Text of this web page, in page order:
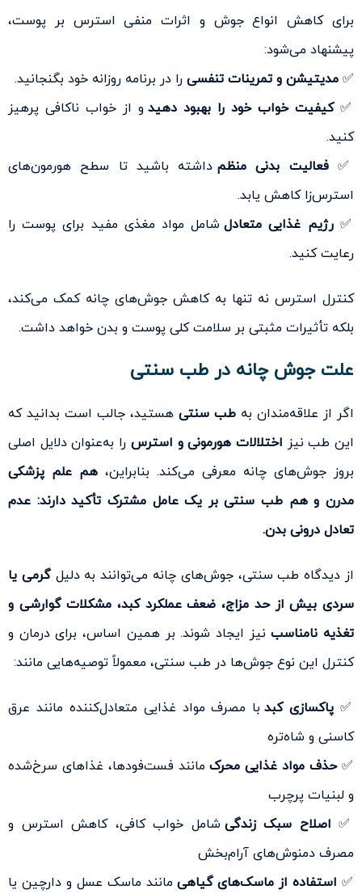
برای کاهش انواع جوش و اثرات منفی استرس بر پوست،
پیشنهاد می‌شود:
✅ مدیتیشن و تمرینات تنفسی را در برنامه روزانه خود بگنجانید.
✅کیفیت خواب خود را بهبود دهید و از خواب ناکافی پرهیز
کنید.
✅فعالیت بدنی منظم داشته باشید تا سطح هورمون‌های
استرس‌زا کاهش یابد.
✅رژیم غذایی متعادلشامل مواد مغذی مفید برای پوست را
رعایت کنید.
کنترل استرس نه تنها به کاهش جوش‌های چانه کمک می‌کند،
بلکه تأثیرات مثبتی بر سلامت کلی پوست و بدن خواهد داشت.
علت جوش چانه در طب سنتی
اگر از علاقه‌مندان به طب سنتی هستید، جالب است بدانید که
این طب نیز اختلالات هورمونی و استرس را به‌عنوان دلایل اصلی
بروز جوش‌های چانه معرفی می‌کند. بنابراین، هم علم پزشکی
مدرن و هم طب سنتی بر یک عامل مشترک تأکید دارند: عدم
تعادل درونی بدن.
از دیدگاه طب سنتی، جوش‌های چانه می‌توانند به دلیلگرمی یا
سردی بیش از حد مزاج، ضعف عملکرد کبد، مشکلات گوارشی و
تغذیه نامناسبنیز ایجاد شوند. بر همین اساس، برای درمان و
کنترل این نوع جوش‌ها در طب سنتی، معمولاً توصیه‌هایی مانند:
✅ پاکسازی کبدبا مصرف مواد غذایی متعادل‌کننده مانند عرق
کاسنی و شاه‌تره
✅حذف مواد غذایی محرک مانند فست‌فودها، غذاهای سرخ‌شده
و لبنیات پرچرب
✅ اصلاح سبک زندگی شامل خواب کافی، کاهش استرس و
مصرف دمنوش‌های آرام‌بخش
✅ استفاده از ماسک‌های گیاهی مانند ماسک عسل و دارچین یا